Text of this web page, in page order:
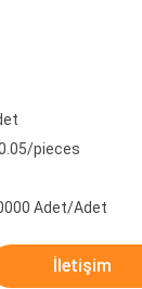
pieces
Adet/Adet
İletişim